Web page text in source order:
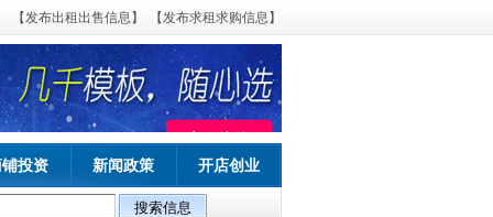
【发布出租出售信息】 【发布求租求购信息】
投资 新闻政策 开店创业